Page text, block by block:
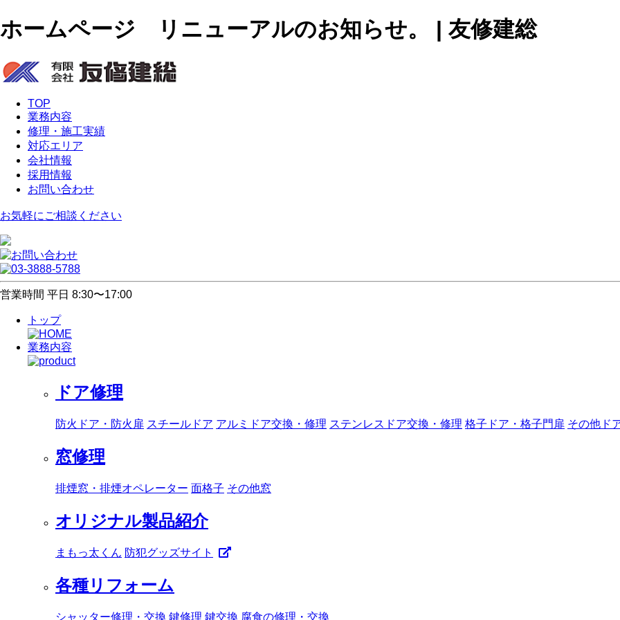
ホームページ リニューアルのお知らせ。 | 友修建総
TOP
業務内容
修理・施工実績
対応エリア
会社情報
採用情報
お問い合わせ
お気軽にご相談ください
営業時間 平日 8:30〜17:00
トップ
業務内容
ドア修理
防火ドア・防火扉 スチールドア アルミドア交換・修理 ステンレスドア交換・修理 格子ドア・格子門扉 その他ド
窓修理
排煙窓・排煙オペレーター 面格子 その他窓
オリジナル製品紹介
まもっ太くん 防犯グッズサイト
各種リフォーム
シャッター修理・交換 鍵修理 鍵交換 腐食の修理・交換